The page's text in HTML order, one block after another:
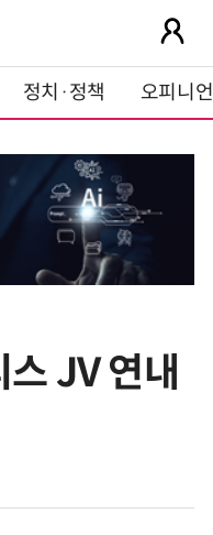
정치·정책 오피니언
JV 연내